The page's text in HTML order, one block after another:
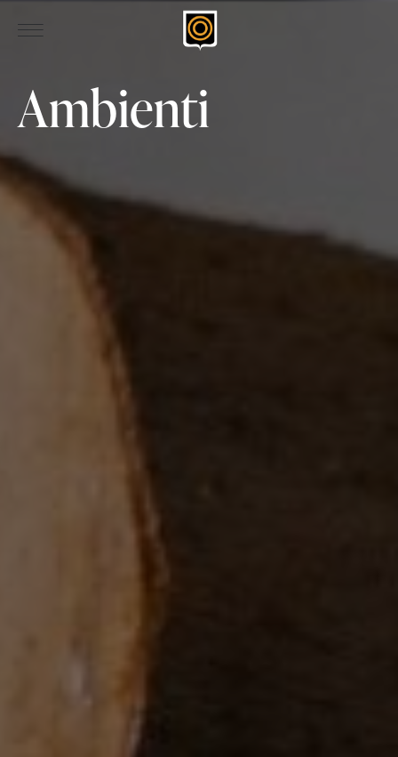
Ambienti